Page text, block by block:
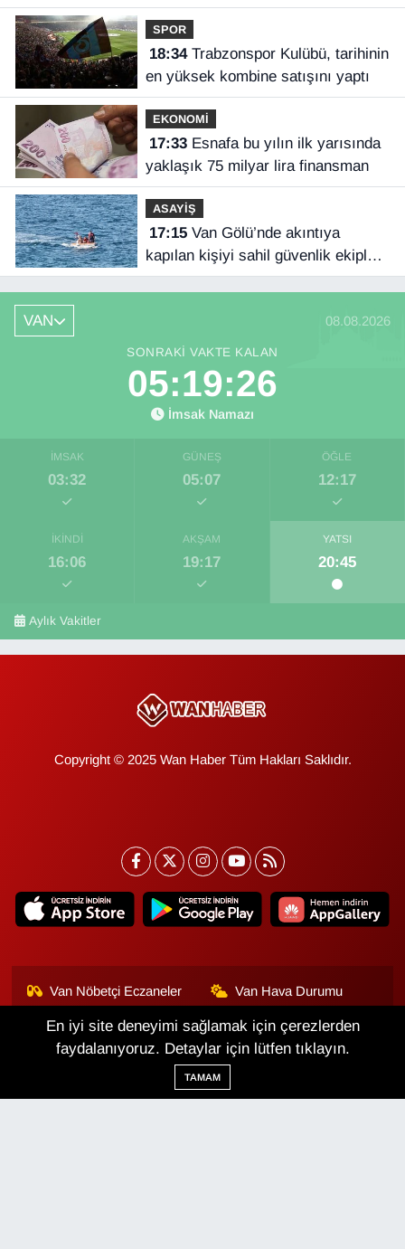
SPOR
18:34Trabzonspor Kulübü, tarihinin
en yüksek kombine satışını yaptı
EKONOMİ
17:33Esnafa bu yılın ilk yarısında
yaklaşık 75 milyar lira finansman
ASAYİŞ
17:15Van Gölü’nde akıntıya
kapılan kişiyi sahil güvenlik ekipleri
kurtardı
VAN 08.08.2026
SONRAKI VAKTE KALAN
05:19:26
İmsak Namazı
İMSAK
03:32
GÜNEŞ
05:07
ÖĞLE
12:17
İKINDI
16:06
AKŞAM
19:17
YATSI
20:45
Aylık Vakitler
Copyright © 2025 Wan Haber Tüm Hakları Saklıdır.
Van Nöbetçi Eczaneler Van Hava Durumu
Van Namaz Vakitleri
Van Trafik Yoğunluk
Haritası
Puan Durumu ve Fikstür
En iyi site deneyimi sağlamak için çerezlerden
faydalanıyoruz. Detaylar için lütfen tıklayın.
TAMAM